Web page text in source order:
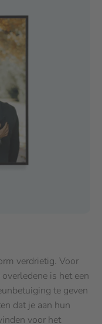
verdrietig. Voor
is het een
te geven
dat je aan hun
voor het